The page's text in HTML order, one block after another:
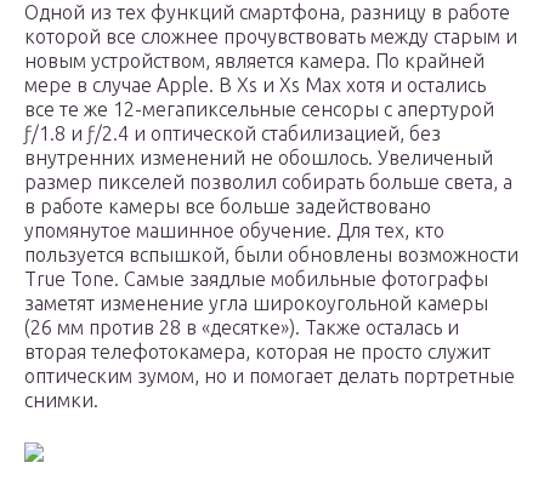
Одной из тех функций смартфона, разницу в работе
которой все сложнее прочувствовать между старым и
новым устройством, является камера. По крайней
мере в случае Apple. В Xs и Xs Max хотя и остались
все те же 12-мегапиксельные сенсоры с апертурой
ƒ/1.8 и ƒ/2.4 и оптической стабилизацией, без
внутренних изменений не обошлось. Увеличеный
размер пикселей позволил собирать больше света, а
в работе камеры все больше задействовано
упомянутое машинное обучение. Для тех, кто
пользуется вспышкой, были обновлены возможности
True Tone. Самые заядлые мобильные фотографы
заметят изменение угла широкоугольной камеры
(26 мм против 28 в «десятке»). Также осталась и
вторая телефотокамера, которая не просто служит
оптическим зумом, но и помогает делать портретные
снимки.